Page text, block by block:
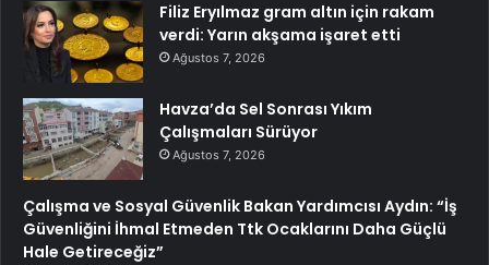
Filiz Eryılmaz gram altın için rakam
verdi: Yarın akşama işaret etti
Ağustos 7, 2026
Havza’da Sel Sonrası Yıkım
Çalışmaları Sürüyor
Ağustos 7, 2026
Çalışma ve Sosyal Güvenlik Bakan Yardımcısı Aydın: “İş
Güvenliğini İhmal Etmeden Ttk Ocaklarını Daha Güçlü
Hale Getireceğiz”